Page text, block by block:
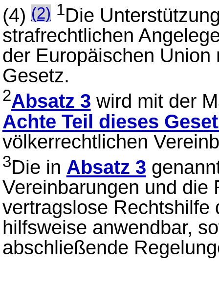
(4)(2) 1Die
strafrechtlichen
der Europäischen
Gesetz.
2Absatz 3 wird mit der
Achte Teil dieses
völkerrechtlichen
3Die in Absatz 3
Vereinbarungen und die
vertragslose Rechtshilfe
hilfsweise anwendbar,
abschließende